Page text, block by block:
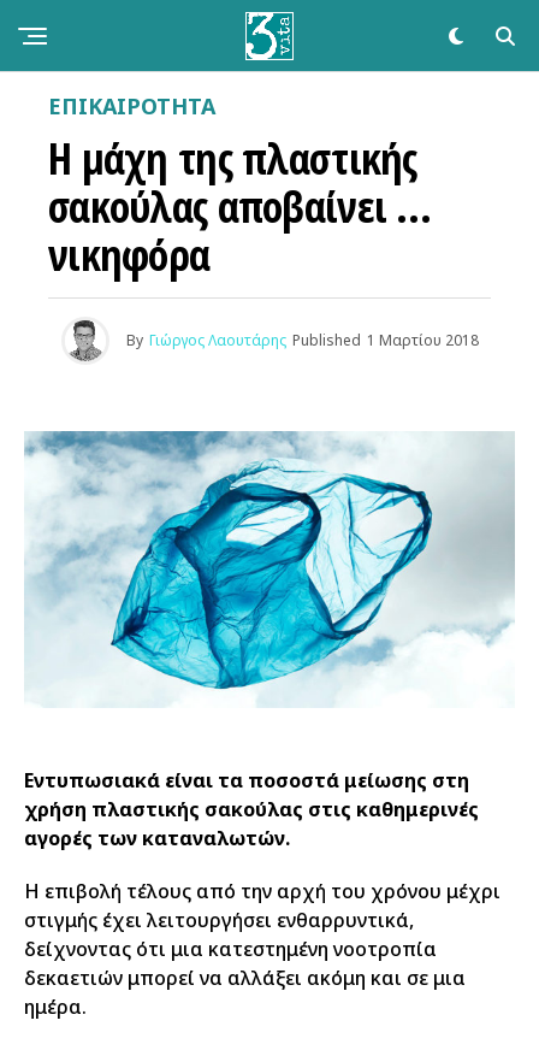
ΕΠΙΚΑΙΡΌΤΗΤΑ
Η μάχη της πλαστικής
σακούλας αποβαίνει …
νικηφόρα
By Γιώργος Λαουτάρης Published 1 Μαρτίου 2018
Εντυπωσιακά είναι τα ποσοστά μείωσης στη
χρήση πλαστικής σακούλας στις καθημερινές
αγορές των καταναλωτών.
Η επιβολή τέλους από την αρχή του χρόνου μέχρι
στιγμής έχει λειτουργήσει ενθαρρυντικά,
δείχνοντας ότι μια κατεστημένη νοοτροπία
δεκαετιών μπορεί να αλλάξει ακόμη και σε μια
ημέρα.